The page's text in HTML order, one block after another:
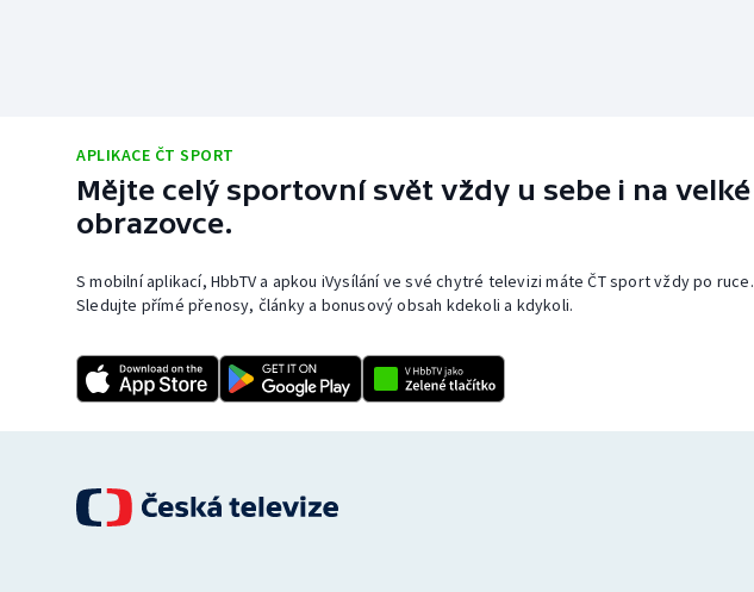
APLIKACE ČT SPORT
Mějte celý sportovní svět vždy u sebe i na velké
obrazovce.
S mobilní aplikací, HbbTV a apkou iVysílání ve své chytré televizi máte ČT sport vždy po ruce.
Sledujte přímé přenosy, články a bonusový obsah kdekoli a kdykoli.